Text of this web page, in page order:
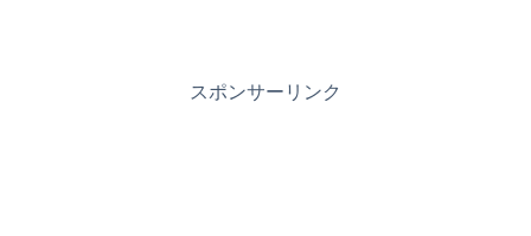
スポンサーリンク